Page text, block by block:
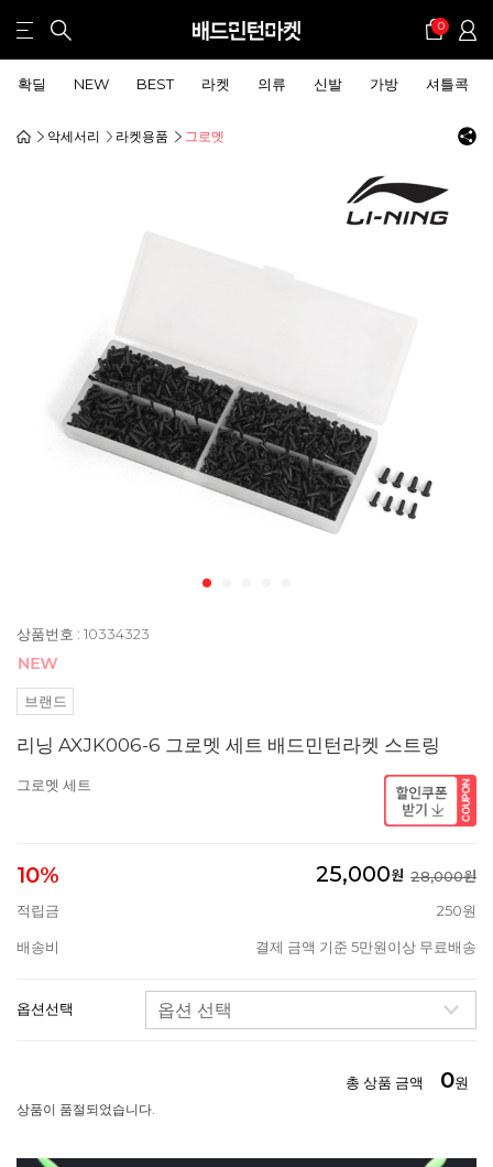
0
확딜 NEW BEST 라켓 의류 신발 가방 셔틀콕
악세서리 라켓용품 그로멧
상품번호 : 10334323
브랜드
리닝 AXJK006-6 그로멧 세트 배드민턴라켓 스트링
그로멧 세트
10% 25,000원 28,000원
적립금
250원
배송비 결제 금액 기준 5만원이상 무료배송
옵션선택
총 상품 금액 0원
상품이 품절되었습니다.